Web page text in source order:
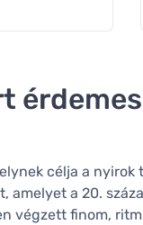
célja a nyirok
a 20.
végzett finom,